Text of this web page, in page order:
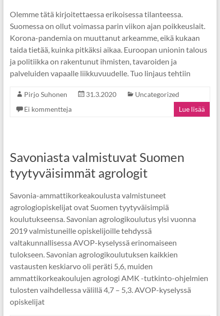
Olemme tätä kirjoitettaessa erikoisessa tilanteessa.
Suomessa on ollut voimassa parin viikon ajan poikkeuslait.
Korona-pandemia on muuttanut arkeamme, eikä kukaan
taida tietää, kuinka pitkäksi aikaa. Euroopan unionin talous
ja politiikka on rakentunut ihmisten, tavaroiden ja
palveluiden vapaalle liikkuvuudelle. Tuo linjaus tehtiin
Pirjo Suhonen 31.3.2020
Uncategorized
Ei kommentteja
Lue lisää
Savoniasta valmistuvat Suomen
tyytyväisimmät agrologit
Savonia-ammattikorkeakoulusta valmistuneet
agrologiopiskelijat ovat Suomen tyytyväisimpiä
koulutukseensa. Savonian agrologikoulutus ylsi vuonna
2019 valmistuneille opiskelijoille tehdyssä
valtakunnallisessa AVOP-kyselyssä erinomaiseen
tulokseen. Savonian agrologikoulutuksen kaikkien
vastausten keskiarvo oli peräti 5,6, muiden
ammattikorkeakoulujen agrologi AMK -tutkinto-ohjelmien
tulosten vaihdellessa välillä 4,7 – 5,3. AVOP-kyselyssä
opiskelijat